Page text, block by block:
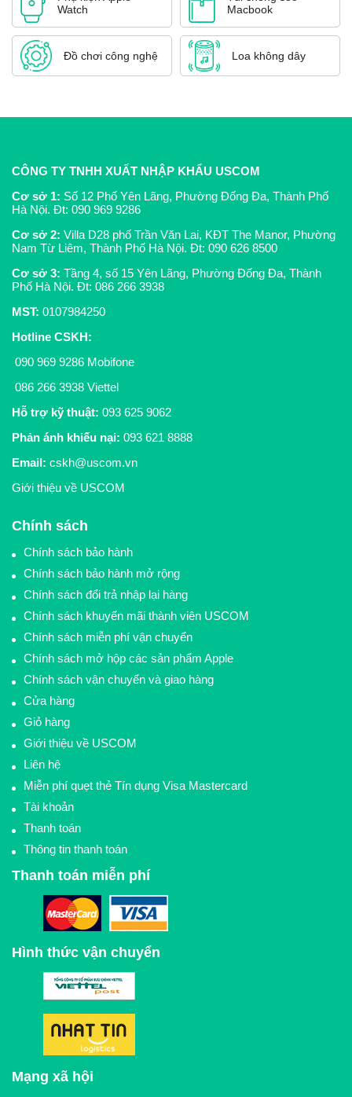
Watch
Macbook
Đồ chơi công nghệ Loa không dây
CÔNG TY TNHH XUẤT NHẬP KHẨU USCOM
Cơ sở 1: Số 12 Phố Yên Lãng, Phường Đống Đa, Thành Phố
Hà Nội. Đt: 090 969 9286
Cơ sở 2: Villa D28 phố Trần Văn Lai, KĐT The Manor, Phường
Nam Từ Liêm, Thành Phố Hà Nội. Đt: 090 626 8500
Cơ sở 3: Tầng 4, số 15 Yên Lãng, Phường Đống Đa, Thành
Phố Hà Nội. Đt: 086 266 3938
MST: 0107984250
Hotline CSKH :
090 969 9286 Mobifone
086 266 3938 Viettel
Hỗ trợ kỹ thuật: 093 625 9062
Phản ánh khiếu nại: 093 621 8888
Email: cskh@uscom.vn
Giới thiệu về USCOM
Chính sách
Chính sách bảo hành
Chính sách bảo hành mở rộng
Chính sách đổi trả nhập lại hàng
Chính sách khuyến mãi thành viên USCOM
Chính sách miễn phí vận chuyển
Chính sách mở hộp các sản phẩm Apple
Chính sách vận chuyển và giao hàng
Cửa hàng
Giỏ hàng
Giới thiệu về USCOM
Liên hệ
Miễn phí quẹt thẻ Tín dụng Visa Mastercard
Tài khoản
Thanh toán
Thông tin thanh toán
Thanh toán miễn phí
Hình thức vận chuyển
Mạng xã hội